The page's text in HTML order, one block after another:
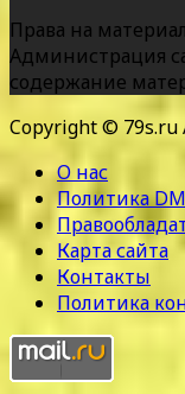
Права на
Администрация
содержание
Copyright © 79s.ru
О нас
Политика
Карта сайта
Контакты
Политика